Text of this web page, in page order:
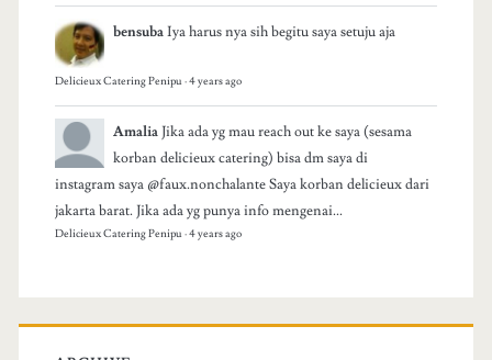
bensuba Iya harus nya sih begitu saya setuju aja
Delicieux Catering Penipu·4 years ago
Amalia Jika ada yg mau reach out ke saya (sesama
korban delicieux catering) bisa dm saya di
instagram saya @faux.nonchalante Saya korban delicieux dari
jakarta barat. Jika ada yg punya info mengenai...
Delicieux Catering Penipu·4 years ago